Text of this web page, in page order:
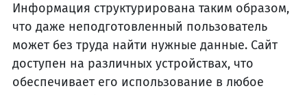
Информация структурирована таким образом,
что даже неподготовленный пользователь
может без труда найти нужные данные. Сайт
доступен на различных устройствах, что
обеспечивает его использование в любое